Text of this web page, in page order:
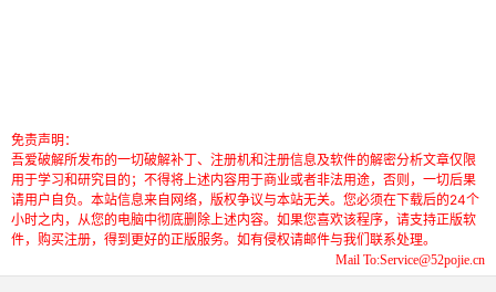
免责声明：
吾爱破解所发布的一切破解补丁、注册机和注册信息及软件的解密分析文章仅限
用于学习和研究目的；不得将上述内容用于商业或者非法用途，否则，一切后果
请用户自负。本站信息来自网络，版权争议与本站无关。您必须在下载后的24个
小时之内，从您的电脑中彻底删除上述内容。如果您喜欢该程序，请支持正版软
件，购买注册，得到更好的正版服务。如有侵权请邮件与我们联系处理。
Mail To:Service@52pojie.cn